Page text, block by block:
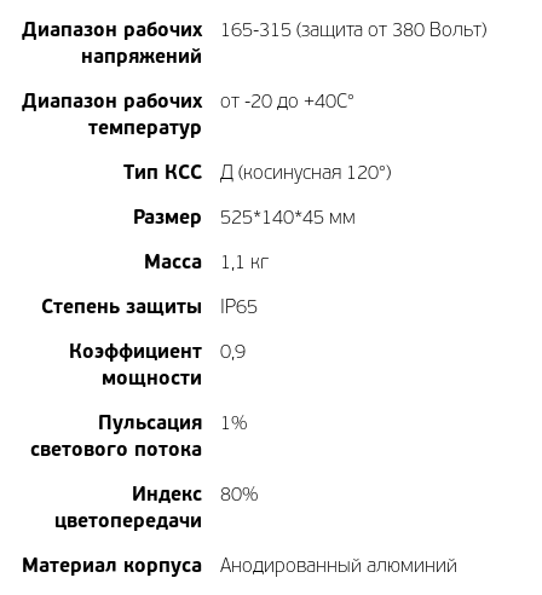
Диапазон рабочих
напряжений
165-315 (защита от 380 Вольт)
Диапазон рабочих
температур
от -20 до +40С°
Тип КСС Д (косинусная 120°)
Размер 525*140*45 мм
Масса 1,1 кг
Степень защиты IP65
Коэффициент
мощности
0,9
Пульсация
светового потока
1%
Индекс
цветопередачи
80%
Материал корпуса Анодированный алюминий